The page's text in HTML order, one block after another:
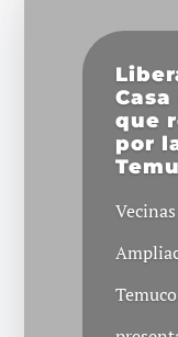
que
por